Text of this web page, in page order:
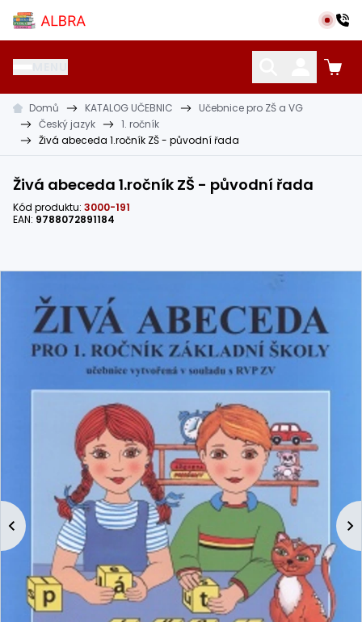
Přeskočit na hlavní obsah
Albra s.r.o.
KATALOG UČEBNIC CIZÍ JAZYKY OSTATNÍ POMŮCKY
Domů KATALOG UČEBNIC
Učebnice pro ZŠ a VG
Český jazyk
1. ročník
Živá abeceda 1.ročník ZŠ - původní řada
Živá abeceda 1.ročník ZŠ - původní řada
Kód produktu: 3000-191
EAN: 9788072891184